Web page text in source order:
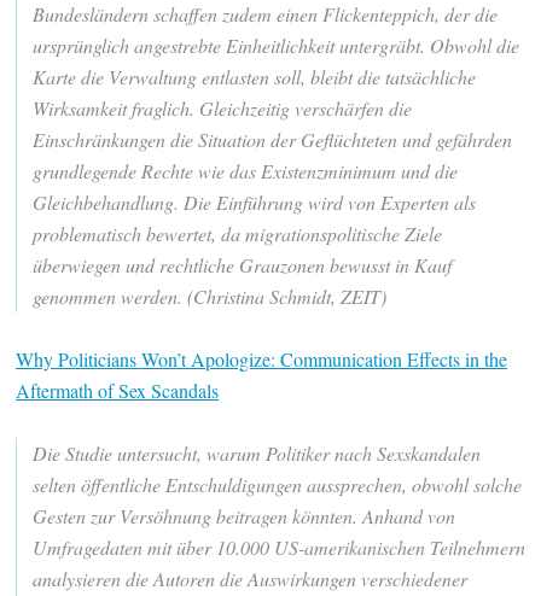
Bundesländern schaffen zudem einen Flickenteppich, der die
ursprünglich angestrebte Einheitlichkeit untergräbt. Obwohl die
Karte die Verwaltung entlasten soll, bleibt die tatsächliche
Wirksamkeit fraglich. Gleichzeitig verschärfen die
Einschränkungen die Situation der Geflüchteten und gefährden
grundlegende Rechte wie das Existenzminimum und die
Gleichbehandlung. Die Einführung wird von Experten als
problematisch bewertet, da migrationspolitische Ziele
überwiegen und rechtliche Grauzonen bewusst in Kauf
genommen werden. (Christina Schmidt, ZEIT)
Why Politicians Won’t Apologize: Communication Effects in the
Aftermath of Sex Scandals
Die Studie untersucht, warum Politiker nach Sexskandalen
selten öffentliche Entschuldigungen aussprechen, obwohl solche
Gesten zur Versöhnung beitragen könnten. Anhand von
Umfragedaten mit über 10.000 US-amerikanischen Teilnehmern
analysieren die Autoren die Auswirkungen verschiedener